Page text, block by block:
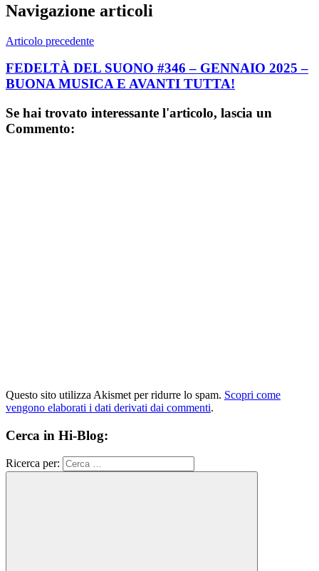
Navigazione articoli
Articolo precedente
FEDELTÀ DEL SUONO #346 – GENNAIO 2025 –
BUONA MUSICA E AVANTI TUTTA!
Se hai trovato interessante l'articolo, lascia un
Commento:
Questo sito utilizza Akismet per ridurre lo spam. Scopri come
vengono elaborati i dati derivati dai commenti.
Cerca in Hi-Blog:
Ricerca per: